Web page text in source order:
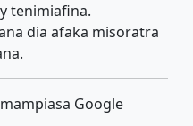
tenimiafina.
dia afaka misoratra
Google